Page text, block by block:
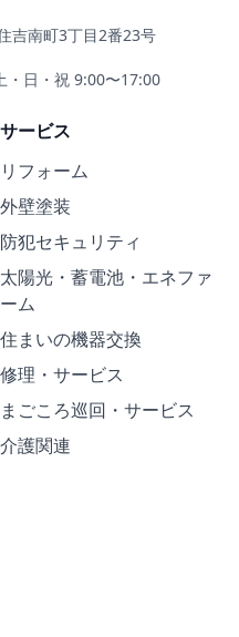
吉南町3丁目2番23号
・日・祝 9:00〜17:00
サービス
リフォーム
外壁塗装
防犯セキュリティ
太陽光・蓄電池・エネファ
ーム
住まいの機器交換
修理・サービス
まごころ巡回・サービス
介護関連